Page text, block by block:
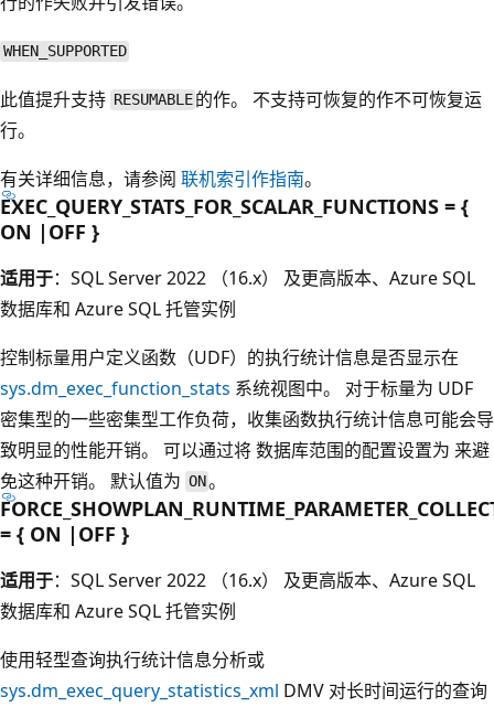
WHEN_SUPPORTED
此值提升支持 RESUMABLE 的作。 不支持可恢复的作不可恢复运
行。
有关详细信息，请参阅 联机索引作指南。
EXEC_QUERY_STATS_FOR_SCALAR_FUNCTIONS = {
ON |OFF }
适用于：SQL Server 2022 （16.x） 及更高版本、Azure SQL
数据库和 Azure SQL 托管实例
控制标量用户定义函数（UDF）的执行统计信息是否显示在
sys.dm_exec_function_stats 系统视图中。 对于标量为 UDF
密集型的一些密集型工作负荷，收集函数执行统计信息可能会导
致明显的性能开销。 可以通过将数据库范围的配置设置为 来避
免这种开销。 默认值为 ON。
= { ON |OFF }
适用于：SQL Server 2022 （16.x） 及更高版本、Azure SQL
数据库和 Azure SQL 托管实例
使用轻型查询执行统计信息分析或
sys.dm_exec_query_statistics_xml DMV 对长时间运行的查询